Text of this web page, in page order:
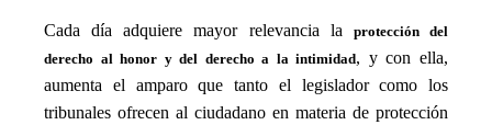
Cada día adquiere mayor relevancia la protección del
derecho al honor y del derecho a la intimidad, y con ella,
aumenta el amparo que tanto el legislador como los
tribunales ofrecen al ciudadano en materia de protección